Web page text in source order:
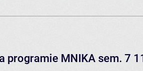
programie MNIKA sem. 7